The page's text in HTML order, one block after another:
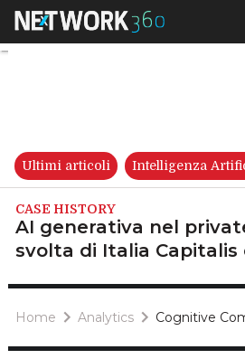
AI
Ultimi articoli Intelligenza
CASE HISTORY
AI generativa nel
svolta di Italia Capitalis
Home Analytics Cognitive